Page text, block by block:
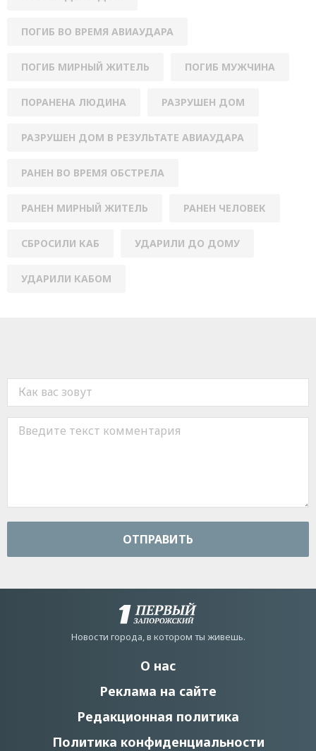
ПОГИБ ВО ВРЕМЯ АВИАУДАРА
ПОГИБ МИРНЫЙ ЖИТЕЛЬ ПОГИБ МУЖЧИНА
ПОРАНЕНА ЛЮДИНА РАЗРУШЕН ДОМ
РАЗРУШЕН ДОМ В РЕЗУЛЬТАТЕ АВИАУДАРА
РАНЕН ВО ВРЕМЯ ОБСТРЕЛА
РАНЕН МИРНЫЙ ЖИТЕЛЬ РАНЕН ЧЕЛОВЕК
СБРОСИЛИ КАБ УДАРИЛИ ДО ДОМУ
УДАРИЛИ КАБОМ
ОТПРАВИТЬ
Новости города, в котором ты живешь.
О нас
Реклама на сайте
Редакционная политика
Политика конфиденциальности